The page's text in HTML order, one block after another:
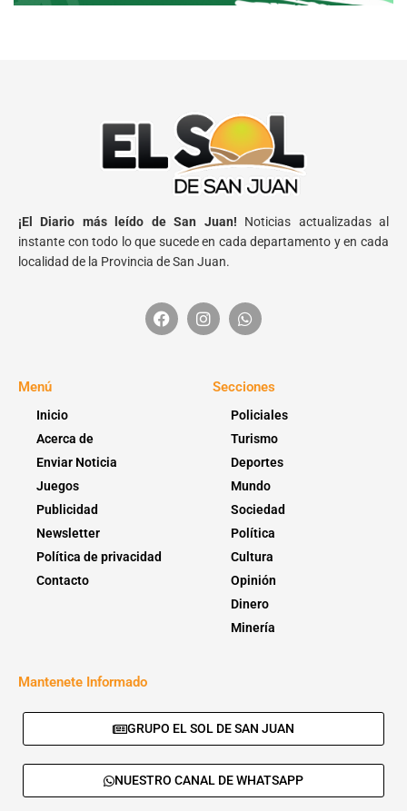
¡El Diario más leído de San Juan! Noticias actualizadas al
instante con todo lo que sucede en cada departamento y en cada
localidad de la Provincia de San Juan.
Menú
Inicio
Acerca de
Enviar Noticia
Juegos
Publicidad
Newsletter
Política de privacidad
Contacto
Secciones
Policiales
Turismo
Deportes
Mundo
Sociedad
Política
Cultura
Opinión
Dinero
Minería
Mantenete Informado
GRUPO EL SOL DE SAN JUAN
NUESTRO CANAL DE WHATSAPP